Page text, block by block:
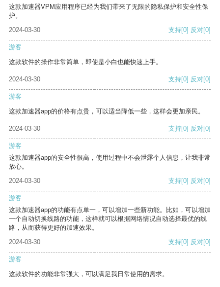
这款加速器VPM应用程序已经为我们带来了无限的隐私保护和安全性保
护。
2024-03-30
支持[0] 反对[0]
游客
这款软件的操作非常简单，即使是小白也能快速上手。
2024-03-30 支持[0] 反对[0]
游客
这款加速器app的价格有点贵，可以适当降低一些，这样会更加亲民。
2024-03-30 支持[0] 反对[0]
游客
这款加速器app的安全性很高，使用过程中不会泄露个人信息，让我非常
放心。
2024-03-30
支持[0] 反对[0]
游客
这款加速器app的功能有点单一，可以增加一些新功能。比如，可以增加
一个自动切换线路的功能，这样就可以根据网络情况自动选择最优的线
路，从而获得更好的加速效果。
2024-03-30
支持[0] 反对[0]
游客
这款软件的功能非常强大，可以满足我日常使用的需求。